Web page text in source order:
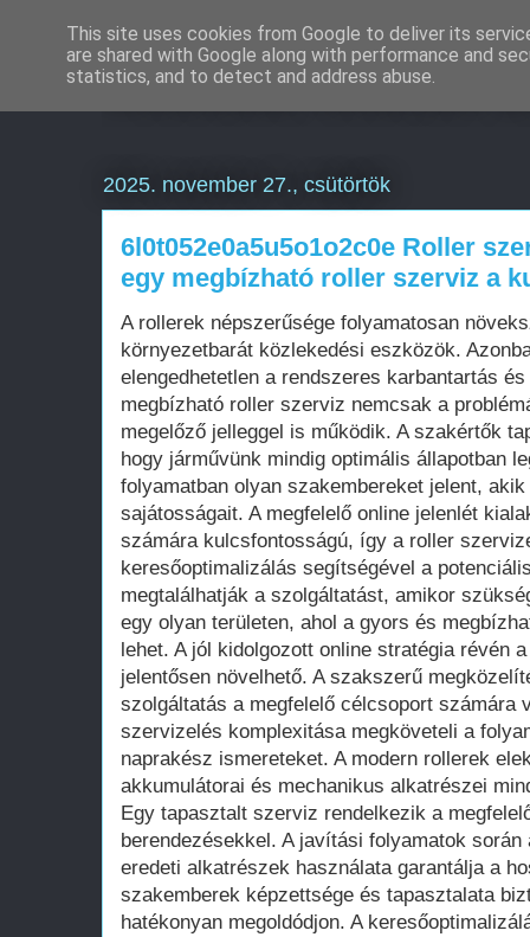
Weboldal készítés
2025. november 27., csütörtök
6l0t052e0a5u5o1o2c0e Roller
egy megbízható roller szerviz a
A rollerek népszerűsége folyamatosan
környezetbarát közlekedési eszközök.
elengedhetetlen a rendszeres karbantartás
megbízható roller szerviz nemcsak a
megelőző jelleggel is működik. A szakértők
hogy járművünk mindig optimális állapotban
folyamatban olyan szakembereket jelent,
sajátosságait. A megfelelő online jelenlét
számára kulcsfontosságú, így a roller
keresőoptimalizálás segítségével a
megtalálhatják a szolgáltatást, amikor
egy olyan területen, ahol a gyors és
lehet. A jól kidolgozott online stratégia révén
jelentősen növelhető. A szakszerű
szolgáltatás a megfelelő célcsoport számára
szervizelés komplexitása megköveteli a
naprakész ismereteket. A modern rollerek
akkumulátorai és mechanikus alkatrészei
Egy tapasztalt szerviz rendelkezik a
berendezésekkel. A javítási folyamatok
eredeti alkatrészek használata garantálja a
szakemberek képzettsége és tapasztalata
hatékonyan megoldódjon. A
This site uses cookies from Google to deliver its
are shared with Google along with performance and
statistics, and to detect and address abuse.